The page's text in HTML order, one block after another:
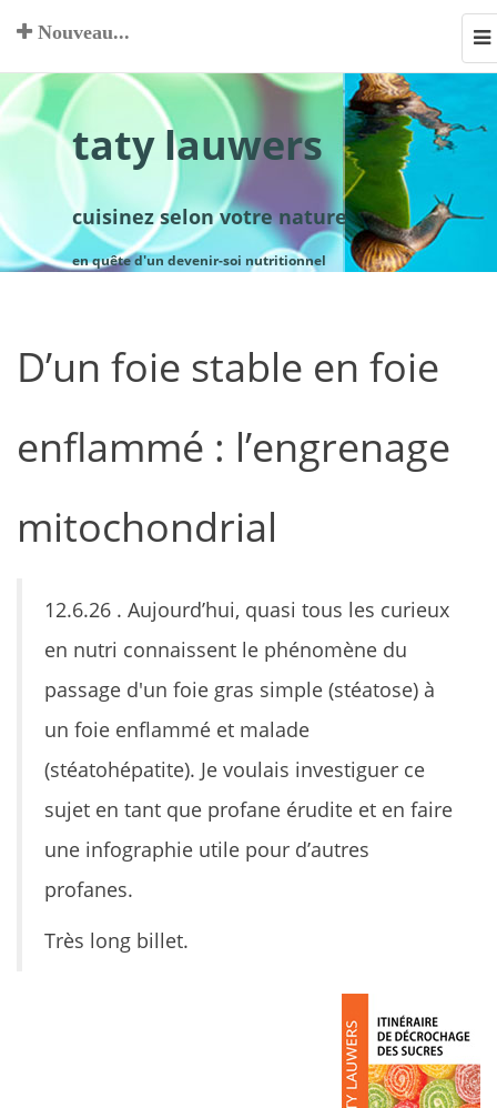
Nouveau...
taty lauwers
cuisinez selon votre nature
en quête d'un devenir-soi nutritionnel
D’un foie stable en foie
enflammé : l’engrenage
mitochondrial
12.6.26 . Aujourd’hui, quasi tous les curieux
en nutri connaissent le phénomène du
passage d'un foie gras simple (stéatose) à
un foie enflammé et malade
(stéatohépatite). Je voulais investiguer ce
sujet en tant que profane érudite et en faire
une infographie utile pour d’autres
profanes.
Très long billet.